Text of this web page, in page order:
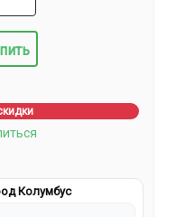
Колумбус